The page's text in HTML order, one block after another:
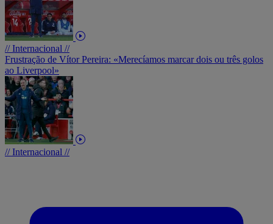
// Internacional //
Frustração de Vítor Pereira: «Merecíamos marcar dois ou três golos
ao Liverpool»
// Internacional //